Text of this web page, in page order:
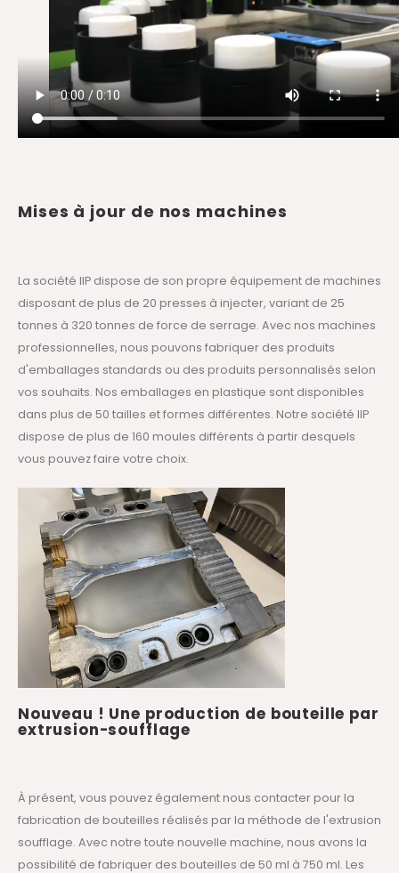
Mises à jour de nos machines
La société IIP dispose de son propre équipement de machines
disposant de plus de 20 presses à injecter, variant de 25
tonnes à 320 tonnes de force de serrage. Avec nos machines
professionnelles, nous pouvons fabriquer des produits
d'emballages standards ou des produits personnalisés selon
vos souhaits. Nos emballages en plastique sont disponibles
dans plus de 50 tailles et formes différentes. Notre société IIP
dispose de plus de 160 moules différents à partir desquels
vous pouvez faire votre choix.
Nouveau ! Une production de bouteille par
extrusion-soufflage
À présent, vous pouvez également nous contacter pour la
fabrication de bouteilles réalisés par la méthode de l'extrusion
soufflage. Avec notre toute nouvelle machine, nous avons la
possibilité de fabriquer des bouteilles de 50 ml à 750 ml. Les